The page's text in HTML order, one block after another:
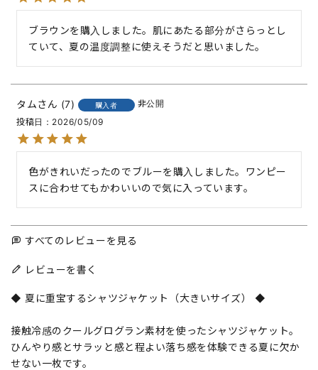
ブラウンを購入しました。肌にあたる部分がさらっとし
ていて、夏の温度調整に使えそうだと思いました。
タム 7 購入者
非公開
投稿日
2026/05/09
色がきれいだったのでブルーを購入しました。ワンピー
スに合わせてもかわいいので気に入っています。
すべてのレビューを見る
レビューを書く
◆ 夏に重宝するシャツジャケット（大きいサイズ） ◆
接触冷感のクールグログラン素材を使ったシャツジャケット。
ひんやり感とサラッと感と程よい落ち感を体験できる夏に欠か
せない一枚です。